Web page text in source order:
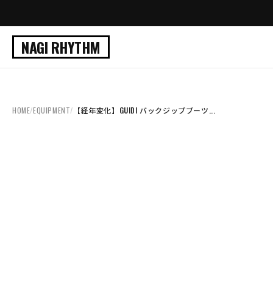
NAGI RHYTHM
HOME/EQUIPMENT/ 【経年変化】GUIDI バックジップブーツ...